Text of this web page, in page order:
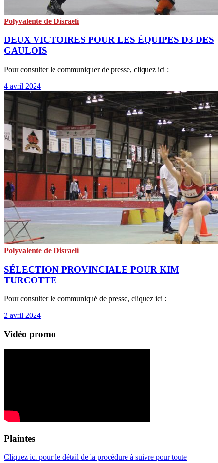
Polyvalente de Disraeli
DEUX VICTOIRES POUR LES ÉQUIPES D3 DES
GAULOIS
Pour consulter le communiquer de presse, cliquez ici :
4 avril 2024
Polyvalente de Disraeli
SÉLECTION PROVINCIALE POUR KIM
TURCOTTE
Pour consulter le communiqué de presse, cliquez ici :
2 avril 2024
Vidéo promo
Plaintes
Cliquez ici pour le détail de la procédure à suivre pour toute